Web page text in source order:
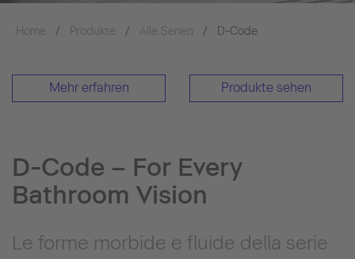
Home Produkte Alle Serien D-Code
Mehr erfahren Produkte sehen
D-Code – For Every
Bathroom Vision
Le forme morbide e fluide della serie